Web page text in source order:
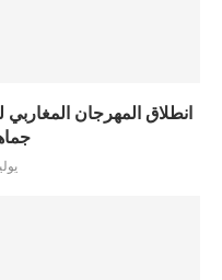
انطلاق المهرجان
يوليو